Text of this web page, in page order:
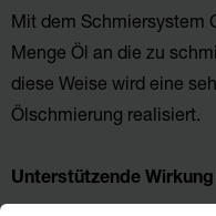
Mit dem Schmiersystem
Menge Öl an die zu
diese Weise wird eine
Ölschmierung realisiert.
Unterstützende